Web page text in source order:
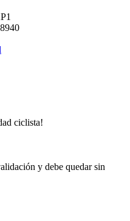
ciclista!
y debe quedar sin